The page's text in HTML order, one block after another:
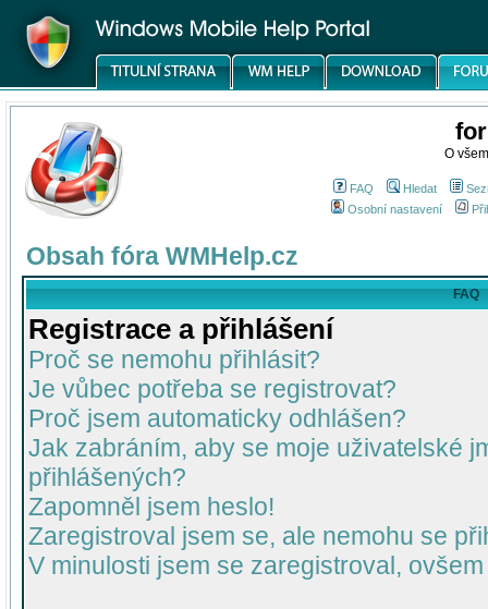
O
FAQ Hledat
Osobní nastavení
Obsah fóra WMHelp.cz
FAQ
Registrace a přihlášení
Proč se nemohu přihlásit?
Je vůbec potřeba se registrovat?
Proč jsem automaticky odhlášen?
Jak zabráním, aby se moje uživatelské
přihlášených?
Zapomněl jsem heslo!
Zaregistroval jsem se, ale nemohu se
V minulosti jsem se zaregistroval,